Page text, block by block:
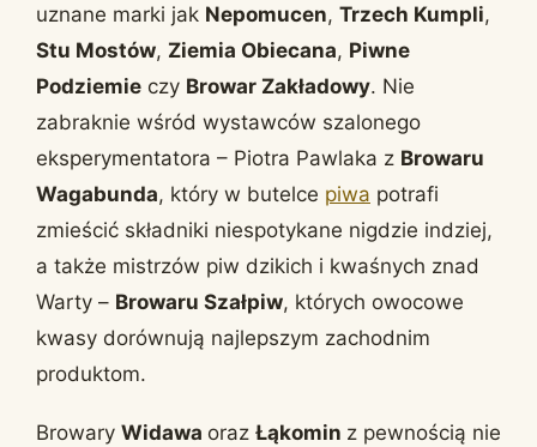
uznane marki jak Nepomucen, Trzech Kumpli,
Stu Mostów, Ziemia Obiecana, Piwne
Podziemie czy Browar Zakładowy. Nie
zabraknie wśród wystawców szalonego
eksperymentatora – Piotra Pawlaka z Browaru
Wagabunda, który w butelce piwa potrafi
zmieścić składniki niespotykane nigdzie indziej,
a także mistrzów piw dzikich i kwaśnych znad
Warty – Browaru Szałpiw, których owocowe
kwasy dorównują najlepszym zachodnim
produktom.
Browary Widawa oraz Łąkomin z pewnością nie